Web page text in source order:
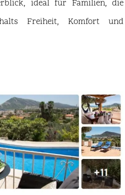
ideal für Familien, die
Freiheit, Komfort und